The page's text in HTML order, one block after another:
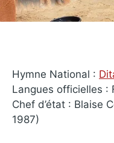
Hymne National :
Langues officielles :
Chef d’état : Blaise
1987)